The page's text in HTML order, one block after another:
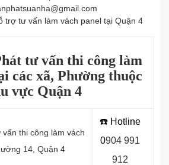
trợ tư vấn làm vách panel tại Quận 4
tư vấn thi công làm
các xã, Phường thuộc
vực Quận 4
thi công làm vách
14, Quận 4
☎️ Hotline
0904 991
912